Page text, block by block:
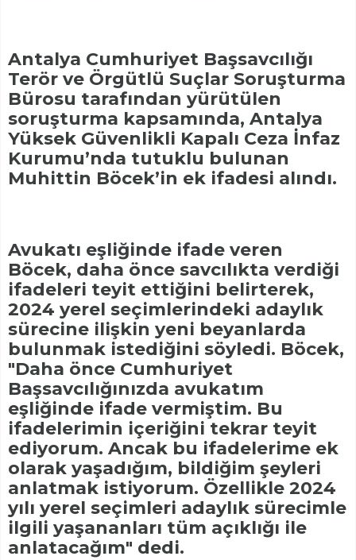
Antalya Cumhuriyet Başsavcılığı
Terör ve Örgütlü Suçlar Soruşturma
Bürosu tarafından yürütülen
soruşturma kapsamında, Antalya
Yüksek Güvenlikli Kapalı Ceza İnfaz
Kurumu’nda tutuklu bulunan
Muhittin Böcek’in ek ifadesi alındı.
Avukatı eşliğinde ifade veren
Böcek, daha önce savcılıkta verdiği
ifadeleri teyit ettiğini belirterek,
2024 yerel seçimlerindeki adaylık
sürecine ilişkin yeni beyanlarda
bulunmak istediğini söyledi. Böcek,
"Daha önce Cumhuriyet
Başsavcılığınızda avukatım
eşliğinde ifade vermiştim. Bu
ifadelerimin içeriğini tekrar teyit
ediyorum. Ancak bu ifadelerime ek
olarak yaşadığım, bildiğim şeyleri
anlatmak istiyorum. Özellikle 2024
yılı yerel seçimleri adaylık sürecimle
ilgili yaşananları tüm açıklığı ile
anlatacağım" dedi.